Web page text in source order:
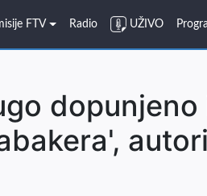
FTV Radio UŽIVO
dopunjeno